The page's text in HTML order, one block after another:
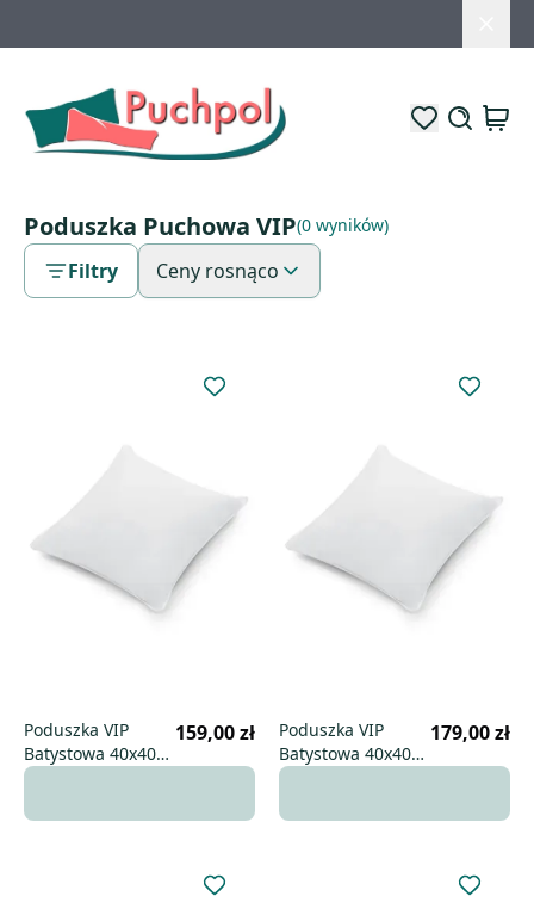
Poduszka Puchowa VIP(0 wyników)
Filtry Ceny rosnąco
Poduszka VIP
Batystowa 40x40
niska
159,00 zł
Poduszka VIP
Batystowa 40x40
uniwersalna
179,00 zł